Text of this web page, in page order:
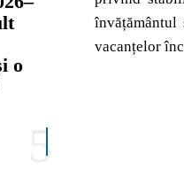
o
vacanțelor